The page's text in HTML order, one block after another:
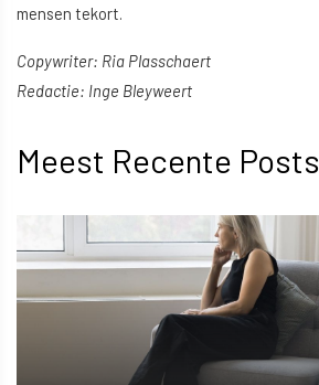
mensen tekort.
Copywriter: Ria Plasschaert
Redactie: Inge Bleyweert
Meest Recente Posts